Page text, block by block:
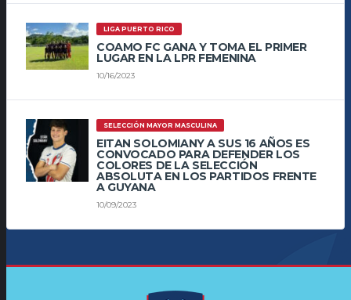
LIGA PUERTO RICO
COAMO FC GANA Y TOMA EL PRIMER
LUGAR EN LA LPR FEMENINA
10/16/2023
SELECCIÓN MAYOR MASCULINA
EITAN SOLOMIANY A SUS 16 AÑOS ES
CONVOCADO PARA DEFENDER LOS
COLORES DE LA SELECCIÓN
ABSOLUTA EN LOS PARTIDOS FRENTE
A GUYANA
10/09/2023